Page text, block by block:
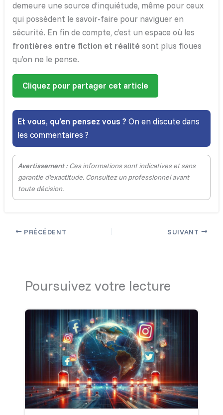
demeure une source d’inquiétude, même pour ceux
qui possèdent le savoir-faire pour naviguer en
sécurité. En fin de compte, c’est un espace où les
frontières entre fiction et réalité sont plus floues
qu’on ne le pense.
Cliquez pour partager cet article
Et vous, qu’en pensez vous ? On en discute dans
les commentaires ?
Avertissement: Ces informations sont indicatives et sans
garantie d’exactitude. Consultez un professionnel avant
toute décision.
PRÉCÉDENT SUIVANT
Poursuivez votre lecture